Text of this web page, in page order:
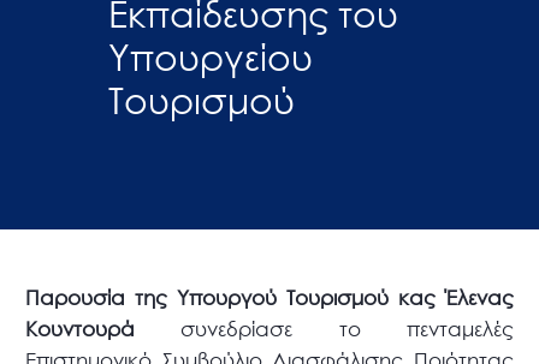
Εκπαίδευσης του
Υπουργείου
Τουρισμού
Παρουσία της Υπουργού Τουρισμού κας Έλενας
Κουντουρά συνεδρίασε το πενταμελές